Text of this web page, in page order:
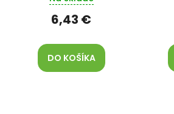
6,43 €
DO KOŠÍKA